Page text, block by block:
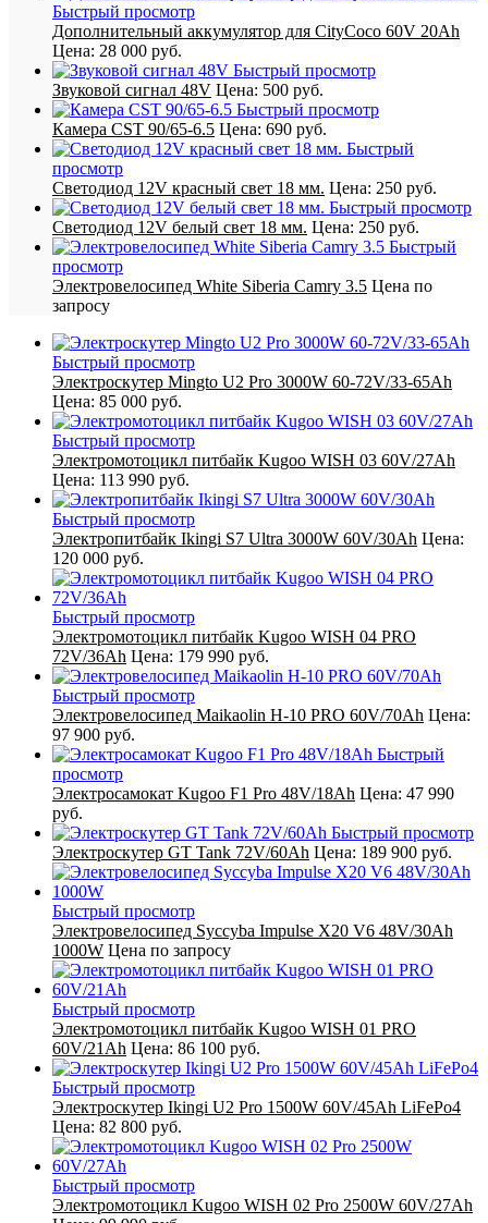
Быстрый просмотр
Дополнительный аккумулятор для CityCoco 60V 20Ah
Цена: 28 000 руб.
Быстрый просмотр
Звуковой сигнал 48V Цена: 500 руб.
Быстрый просмотр
Камера CST 90/65-6.5 Цена: 690 руб.
Быстрый
просмотр
Светодиод 12V красный свет 18 мм. Цена: 250 руб.
Быстрый просмотр
Светодиод 12V белый свет 18 мм. Цена: 250 руб.
Быстрый
просмотр
Электровелосипед White Siberia Camry 3.5 Цена по
запросу
Быстрый просмотр
Электроскутер Mingto U2 Pro 3000W 60-72V/33-65Ah
Цена: 85 000 руб.
Быстрый просмотр
Электромотоцикл питбайк Kugoo WISH 03 60V/27Ah
Цена: 113 990 руб.
Быстрый просмотр
Электропитбайк Ikingi S7 Ultra 3000W 60V/30Ah Цена:
120 000 руб.
Быстрый просмотр
Электромотоцикл питбайк Kugoo WISH 04 PRO
72V/36Ah Цена: 179 990 руб.
Быстрый просмотр
Электровелосипед Maikaolin H-10 PRO 60V/70Ah Цена:
97 900 руб.
Быстрый
просмотр
Электросамокат Kugoo F1 Pro 48V/18Ah Цена: 47 990
руб.
Быстрый просмотр
Электроскутер GT Tank 72V/60Ah Цена: 189 900 руб.
Быстрый просмотр
Электровелосипед Syccyba Impulse X20 V6 48V/30Ah
1000W Цена по запросу
Быстрый просмотр
Электромотоцикл питбайк Kugoo WISH 01 PRO
60V/21Ah Цена: 86 100 руб.
Быстрый просмотр
Электроскутер Ikingi U2 Pro 1500W 60V/45Ah LiFePo4
Цена: 82 800 руб.
Быстрый просмотр
Электромотоцикл Kugoo WISH 02 Pro 2500W 60V/27Ah